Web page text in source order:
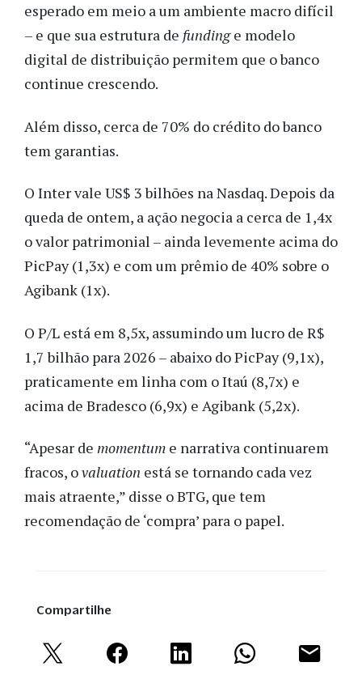
esperado em meio a um ambiente macro difícil
– e que sua estrutura de fundinge modelo
digital de distribuição permitem que o banco
continue crescendo.
Além disso, cerca de 70% do crédito do banco
tem garantias.
O Inter vale US$ 3 bilhões na Nasdaq. Depois da
queda de ontem, a ação negocia a cerca de 1,4x
o valor patrimonial – ainda levemente acima do
PicPay (1,3x) e com um prêmio de 40% sobre o
Agibank (1x).
O P/L está em 8,5x, assumindo um lucro de R$
1,7 bilhão para 2026 – abaixo do PicPay (9,1x),
praticamente em linha com o Itaú (8,7x) e
acima de Bradesco (6,9x) e Agibank (5,2x).
“Apesar de momentum e narrativa continuarem
fracos, ovaluation está se tornando cada vez
mais atraente,” disse o BTG, que tem
recomendação de ‘compra’ para o papel.
Compartilhe